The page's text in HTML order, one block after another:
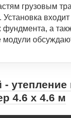
грузовым
фундмента, а
модули
утепление
4.6 х 4.6 м